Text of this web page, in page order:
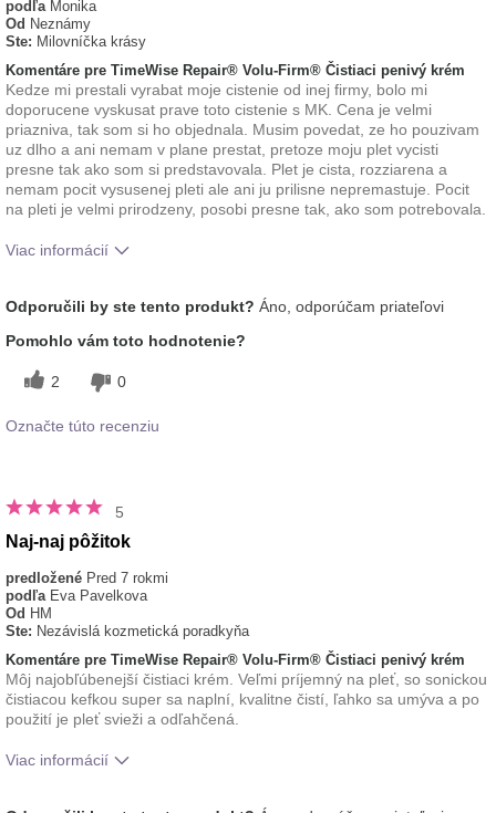
podľa Monika
Od Neznámy
Ste: Milovníčka krásy
Komentáre pre TimeWise Repair® Volu-Firm® Čistiaci penivý krém
Kedze mi prestali vyrabat moje cistenie od inej firmy, bolo mi
doporucene vyskusat prave toto cistenie s MK. Cena je velmi
priazniva, tak som si ho objednala. Musim povedat, ze ho pouzivam
uz dlho a ani nemam v plane prestat, pretoze moju plet vycisti
presne tak ako som si predstavovala. Plet je cista, rozziarena a
nemam pocit vysusenej pleti ale ani ju prilisne nepremastuje. Pocit
na pleti je velmi prirodzeny, posobi presne tak, ako som potrebovala.
Viac informácií
používaním tohto
prípravku?
vstrebáva, Príjemný pocit na
pokožke
Odporučili by ste tento produkt? Áno, odporúčam priateľovi
Pomohlo vám toto hodnotenie?
2 0
Označte túto recenziu
5
Naj-naj pôžitok
predložené Pred 7 rokmi
podľa Eva Pavelkova
Od HM
Ste: Nezávislá kozmetická poradkyňa
Komentáre pre TimeWise Repair® Volu-Firm® Čistiaci penivý krém
Môj najobľúbenejší čistiaci krém. Veľmi príjemný na pleť, so sonickou
čistiacou kefkou super sa naplní, kvalitne čistí, ľahko sa umýva a po
použití je pleť svieži a odľahčená.
Viac informácií